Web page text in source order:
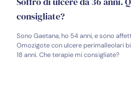
consigliate?
Sono Gaetana, ho 54 anni, e sono
Omozigote con ulcere perimalleolari
18 anni. Che terapie mi consigliate?